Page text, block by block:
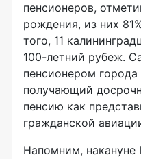
пенсионеров,
рождения, из них
того, 11
100-летний рубеж.
пенсионером
получающий
пенсию как
гражданской
Напомним, накануне